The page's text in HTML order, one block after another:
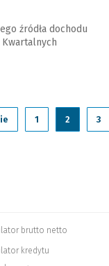
źródła dochodu
Kwartalnych
1 2 3
brutto netto
kredytu